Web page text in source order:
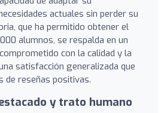
actuales sin perder su
que ha permitido obtener el
alumnos, se respalda en un
con la calidad y la
satisfacción generalizada que
de reseñas positivas.
y trato humano